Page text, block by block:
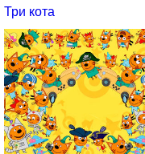
Три кота